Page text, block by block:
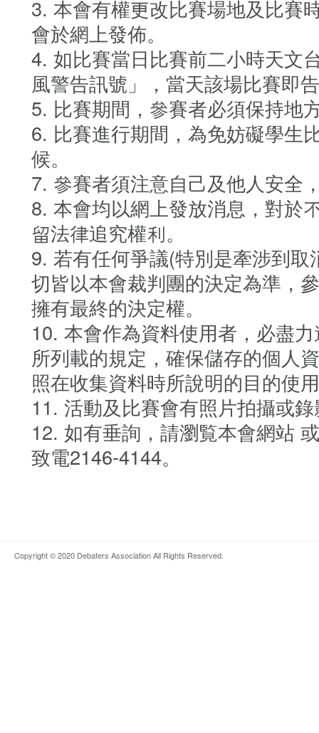
本會有權更改比賽場地及比賽
會於網上發佈。
如比賽當日比賽前二小時天文
風警告訊號」，當天該場比賽即
比賽期間，參賽者必須保持地
比賽進行期間，為免妨礙學生
候。
參賽者須注意自己及他人安全
本會均以網上發放消息，對於
留法律追究權利。
若有任何爭議(特別是牽涉到
切皆以本會裁判團的決定為準，
擁有最終的決定權。
本會作為資料使用者，必盡
所列載的規定，確保儲存的個人
照在收集資料時所說明的目的使
活動及比賽會有照片拍攝或
如有垂詢，請瀏覧本會網站
致電2146-4144。
Copyright © 2020 Debaters AssociationAll Rights Reserved.